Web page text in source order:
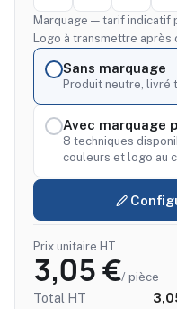
Marquage — tarif indicatif
Logo à transmettre après
Sans marquage
Produit neutre, livré
Avec marquage
8 techniques
couleurs et logo au
Prix unitaire HT
3,05 €/ pièce
Total HT